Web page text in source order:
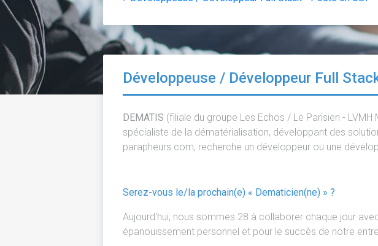
Développeuse / Développeur Full
DEMATIS (filiale du groupe Les Echos / Le Parisien -
spécialiste de la dématérialisation, développant des
parapheurs.com, recherche un développeur ou une
Serez-vous le/la prochain(e) « Dematicien(ne) » ?
Aujourd'hui, nous sommes 28 à collaborer chaque jour
épanouissement personnel et pour le succès de notre